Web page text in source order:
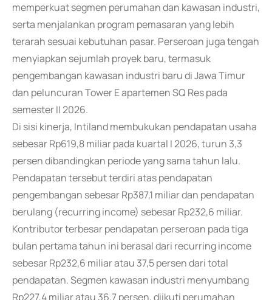
memperkuat segmen perumahan dan kawasan industri,
serta menjalankan program pemasaran yang lebih
terarah sesuai kebutuhan pasar. Perseroan juga tengah
menyiapkan sejumlah proyek baru, termasuk
pengembangan kawasan industri baru di Jawa Timur
dan peluncuran Tower E apartemen SQ Res pada
semester II 2026.
Di sisi kinerja, Intiland membukukan pendapatan usaha
sebesar Rp619,8 miliar pada kuartal I 2026, turun 3,3
persen dibandingkan periode yang sama tahun lalu.
Pendapatan tersebut terdiri atas pendapatan
pengembangan sebesar Rp387,1 miliar dan pendapatan
berulang (recurring income) sebesar Rp232,6 miliar.
Kontributor terbesar pendapatan perseroan pada tiga
bulan pertama tahun ini berasal dari recurring income
sebesar Rp232,6 miliar atau 37,5 persen dari total
pendapatan. Segmen kawasan industri menyumbang
Rp227,4 miliar atau 36,7 persen, diikuti perumahan